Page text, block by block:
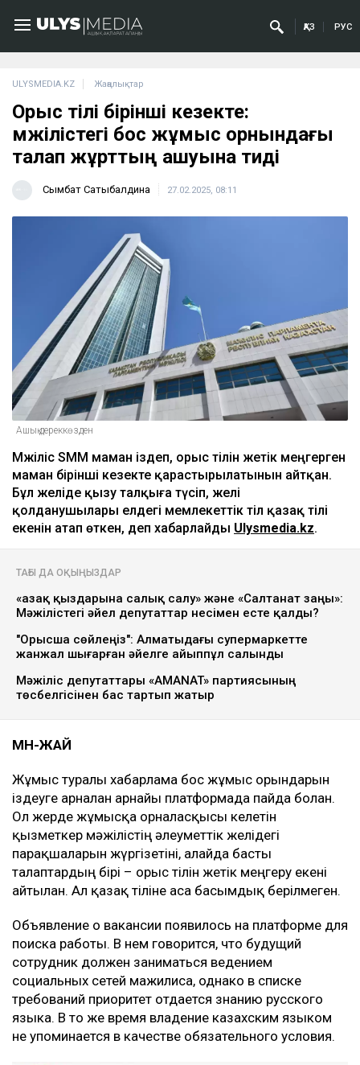
ҚАЗ РУС
ULYSMEDIA.KZ Жаңалықтар
Орыс тілі бірінші кезекте:
мәжілістегі бос жұмыс орнындағы
талап жұрттың ашуына тиді
Сымбат Сатыбалдина 27.02.2025, 08:11
Ашық дереккөзден
Мәжіліс SMM маман іздеп, орыс тілін жетік меңгерген
маман бірінші кезекте қарастырылатынын айтқан.
Бұл желіде қызу талқыға түсіп, желі
қолданушылары елдегі мемлекеттік тіл қазақ тілі
екенін атап өткен, деп хабарлайды Ulysmedia.kz.
ТАҒЫ ДА ОҚЫҢЫЗДАР
«Қазақ қыздарына салық салу» және «Салтанат заңы»:
Мәжілістегі әйел депутаттар несімен есте қалды?
"Орысша сөйлеңіз": Алматыдағы супермаркетте
жанжал шығарған әйелге айыппұл салынды
Мәжіліс депутаттары «AMANAT» партиясының
төсбелгісінен бас тартып жатыр
МӘН-ЖАЙ
Жұмыс туралы хабарлама бос жұмыс орындарын
іздеуге арналған арнайы платформада пайда болған.
Ол жерде жұмысқа орналасқысы келетін
қызметкер мәжілістің әлеуметтік желідегі
парақшаларын жүргізетіні, алайда басты
талаптардың бірі – орыс тілін жетік меңгеру екені
айтылған. Ал қазақ тіліне аса басымдық берілмеген.
Объявление о вакансии появилось на платформе для
поиска работы. В нем говорится, что будущий
сотрудник должен заниматься ведением
социальных сетей мажилиса, однако в списке
требований приоритет отдается знанию русского
языка. В то же время владение казахским языком
не упоминается в качестве обязательного условия.